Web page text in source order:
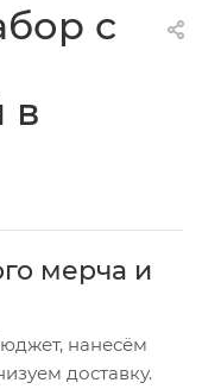
с
в
мерча и
нанесём
доставку.